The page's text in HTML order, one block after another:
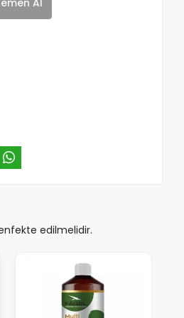
Al
edilmelidir.